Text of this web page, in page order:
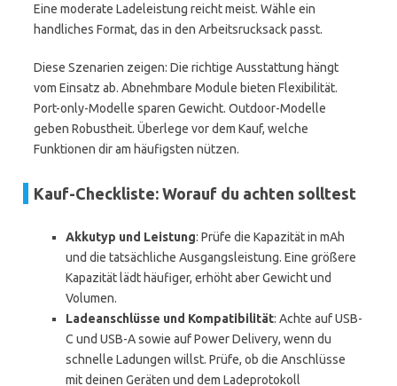
Eine moderate Ladeleistung reicht meist. Wähle ein
handliches Format, das in den Arbeitsrucksack passt.
Diese Szenarien zeigen: Die richtige Ausstattung hängt
vom Einsatz ab. Abnehmbare Module bieten Flexibilität.
Port-only-Modelle sparen Gewicht. Outdoor-Modelle
geben Robustheit. Überlege vor dem Kauf, welche
Funktionen dir am häufigsten nützen.
Kauf-Checkliste: Worauf du achten solltest
Akkutyp und Leistung: Prüfe die Kapazität in mAh
und die tatsächliche Ausgangsleistung. Eine größere
Kapazität lädt häufiger, erhöht aber Gewicht und
Volumen.
Ladeanschlüsse und Kompatibilität: Achte auf USB-
C und USB-A sowie auf Power Delivery, wenn du
schnelle Ladungen willst. Prüfe, ob die Anschlüsse
mit deinen Geräten und dem Ladeprotokoll